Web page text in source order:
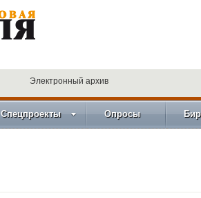
Электронный архив
Спецпроекты Опросы